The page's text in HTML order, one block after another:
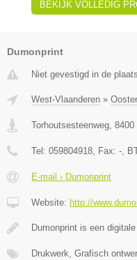
BEKIJK VOLLEDIG
Dumonprint
Niet gevestigd in de
West-Vlaanderen »
Torhoutsesteenweg 8400
Tel: 059804918 , Fax: - ,
E-mail › Dumonprint
Website: http://
Dumonprint is een
Drukwerk, Grafisch